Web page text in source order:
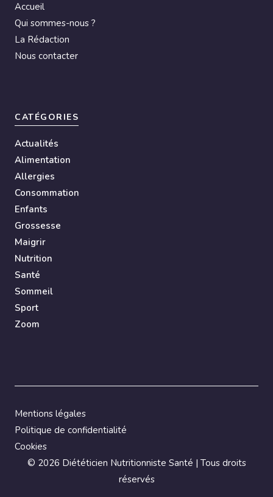
Accueil
Qui sommes-nous ?
La Rédaction
Nous contacter
CATÉGORIES
Actualités
Alimentation
Allergies
Consommation
Enfants
Grossesse
Maigrir
Nutrition
Santé
Sommeil
Sport
Zoom
© 2026 Diététicien Nutritionniste Santé | Tous droits
réservés
Mentions légales
Politique de confidentialité
Cookies